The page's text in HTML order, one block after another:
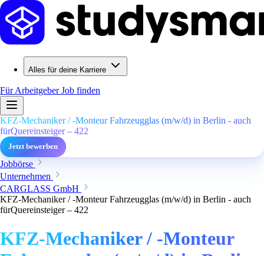
Alles für deine Karriere
Für ArbeitgeberJob finden
KFZ-Mechaniker / -Monteur Fahrzeugglas (m/w/d) in Berlin - auch
fürQuereinsteiger – 422
Jetzt bewerben
Jobbörse
Unternehmen
CARGLASS GmbH
KFZ-Mechaniker / -Monteur Fahrzeugglas (m/w/d) in Berlin - auch
fürQuereinsteiger – 422
KFZ-Mechaniker / -Monteur